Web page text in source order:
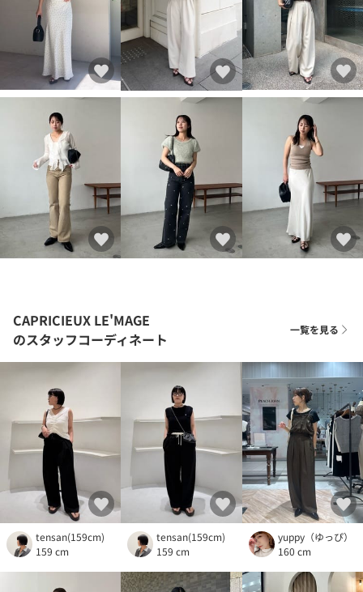
CAPRICIEUX LE'MAGE
のスタッフコーディネート
一覧を見る
tensan(159cm)
159 cm
tensan(159cm)
159 cm
yuppy（ゆっぴ）
160 cm